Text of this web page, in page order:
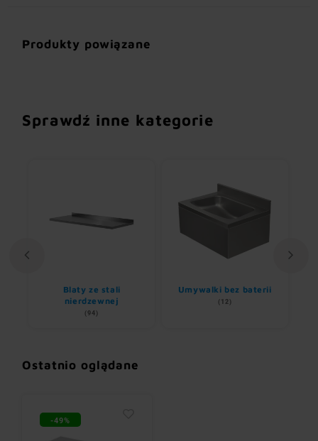
Produkty powiązane
Sprawdź inne kategorie
Blaty ze stali
nierdzewnej
(94)
Umywalki bez baterii
(12)
Ostatnio oglądane
-49%